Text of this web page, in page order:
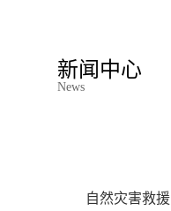
新闻中心
News
自然灾害救